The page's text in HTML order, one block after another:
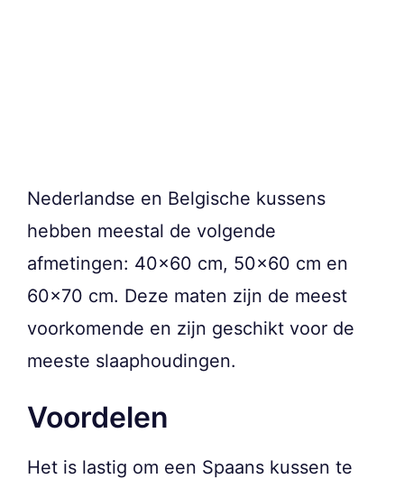
Nederlandse en Belgische kussens
hebben meestal de volgende
afmetingen: 40×60 cm, 50×60 cm en
60×70 cm. Deze maten zijn de meest
voorkomende en zijn geschikt voor de
meeste slaaphoudingen.
Voordelen
Het is lastig om een Spaans kussen te